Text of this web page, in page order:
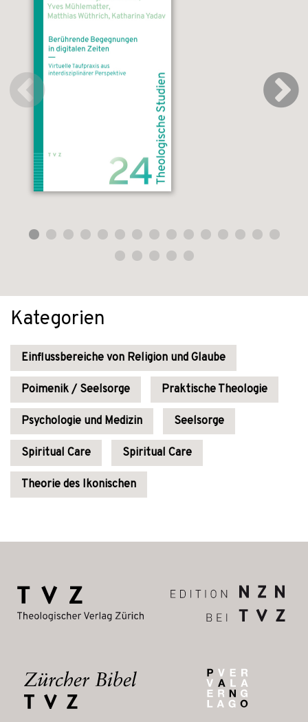
Kategorien
Einflussbereiche von Religion und Glaube
Poimenik / Seelsorge Praktische Theologie
Psychologie und Medizin Seelsorge
Spiritual Care Spiritual Care
Theorie des Ikonischen